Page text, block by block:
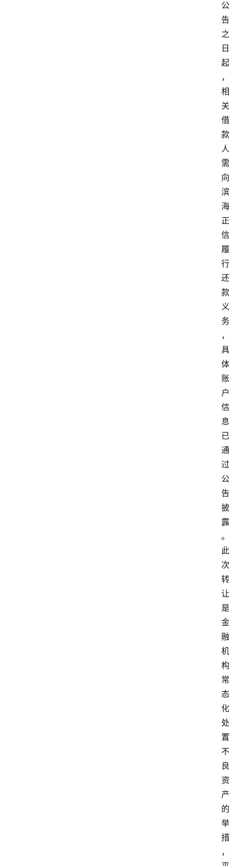
公
告
之
日
起
，
相
关
借
款
人
需
向
滨
海
正
信
履
行
还
款
义
务
，
具
体
账
户
信
息
已
通
过
公
告
披
露
。
此
次
转
让
是
金
融
机
构
常
态
化
处
置
不
良
资
产
的
举
措
，